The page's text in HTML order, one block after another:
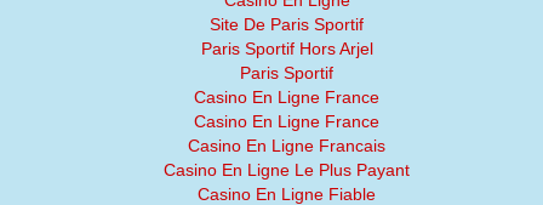
Site De Paris Sportif
Paris Sportif Hors Arjel
Paris Sportif
Casino En Ligne France
Casino En Ligne France
Casino En Ligne Francais
Casino En Ligne Le Plus Payant
Casino En Ligne Fiable